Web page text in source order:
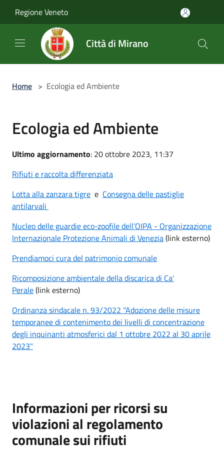
Regione Veneto
Città di Mirano
Home > Ecologia ed Ambiente
Ecologia ed Ambiente
Ultimo aggiornamento: 20 ottobre 2023, 11:37
Rifiuti e raccolta differenziata
Lotta alla zanzara tigre e Consegna delle pastiglie
antilarvali
Nucleo delle guardie eco-zoofile dell’OIPA - Organizzazione
Internazionale Protezione Animali di Venezia(link esterno)
Prendiamoci cura del patrimonio comunale
Ricomposizione ambientale della discarica di Ca'
Perale(link esterno)
Ordinanza sindacale n. 93/2022 “Adozione delle misure
temporanee di contenimento dei livelli di concentrazione
degli inquinanti atmosferici dal 1 ottobre 2022 al 30 aprile
2023"
Informazioni per ricorsi su
violazioni al regolamento
comunale sui rifiuti